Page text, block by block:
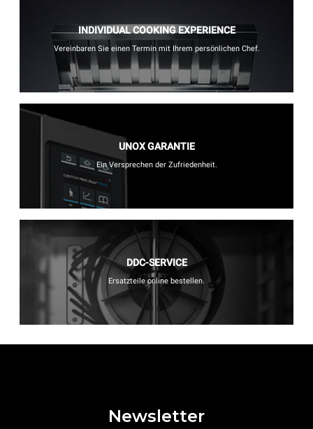
INDIVIDUAL COOKING EXPERIENCE
Vereinbaren Sie einen Termin mit Ihrem persönlichen Chef.
UNOX GARANTIE
Ein Versprechen der Zufriedenheit.
DDC-SERVICE
Ersatzteile online bestellen.
Newsletter